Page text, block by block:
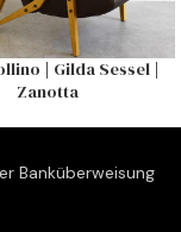
| Gilda Sessel |
Zanotta
Banküberweisung